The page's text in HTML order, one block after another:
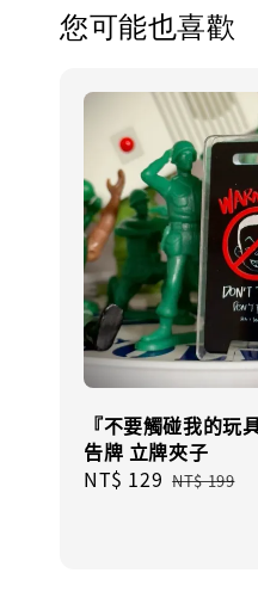
您可能也喜歡
『不要觸碰我的玩
告牌 立牌夾子
Sale
NT$ 129 Regular
NT$ 199